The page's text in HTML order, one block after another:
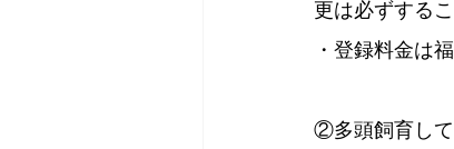
更は必ずするこ
・登録料金は
②多頭飼育して